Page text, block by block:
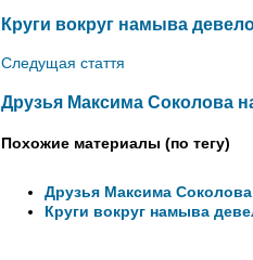
Круги вокруг намыва
Следущая стаття
Друзья Максима Соколова
Похожие материалы (по тегу)
Друзья Максима
Круги вокруг намыва